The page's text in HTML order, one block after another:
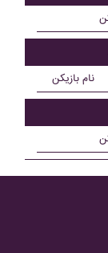
نام بازیکن